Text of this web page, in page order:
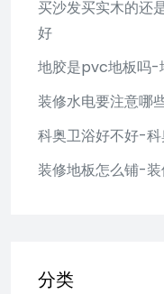
买沙发买实木的还
好
地胶是pvc地板吗-
装修水电要注意哪
科奥卫浴好不好-
装修地板怎么铺-
分类